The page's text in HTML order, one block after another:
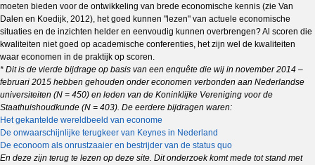
moeten bieden voor de ontwikkeling van brede economische kennis (zie Van
Dalen en Koedijk, 2012), het goed kunnen "lezen" van actuele economische
situaties en de inzichten helder en eenvoudig kunnen overbrengen? Al scoren die
kwaliteiten niet goed op academische conferenties, het zijn wel de kwaliteiten
waar economen in de praktijk op scoren.
* Dit is de vierde bijdrage op basis van een enquête die wij in november 2014 –
februari 2015 hebben gehouden onder economen verbonden aan Nederlandse
universiteiten (N = 450) en leden van de Koninklijke Vereniging voor de
Staathuishoudkunde (N = 403). De eerdere bijdragen waren:
Het gekantelde wereldbeeld van econome
De onwaarschijnlijke terugkeer van Keynes in Nederland
De econoom als onrustzaaier en bestrijder van de status quo
En deze zijn terug te lezen op deze site. Dit onderzoek komt mede tot stand met